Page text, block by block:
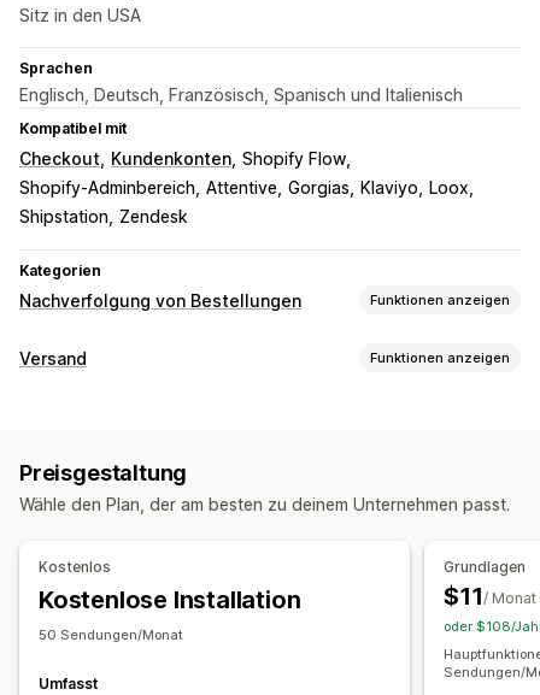
Sitz in den USA
Sprachen
Englisch, Deutsch, Französisch, Spanisch und Italienisch
Kompatibel mit
Checkout Kundenkonten Shopify Flow
Shopify-Adminbereich Attentive Gorgias Klaviyo
Loox
Shipstation
Zendesk
Kategorien
Nachverfolgung von Bestellungen Funktionen anzeigen
Tracking
Globales Tracking Dashboards
Verschiedene Versanddienstleister API Analysen
Benachrichtigungen
E-Mail
Benachrichtigungen in Echtzeit
Übersetzung
Automatisierungen
Versand Funktionen anzeigen
Mehrere Sprachen
E-Mail-Benachrichtigungen
Preisgestaltung
Wähle den Plan, der am besten zu deinem Unternehmen passt.
Kostenlos
Kostenlose Installation
50 Sendungen/Monat
Umfasst
Grundlagen
$11/ Monat
oder $108/
Sendungen/